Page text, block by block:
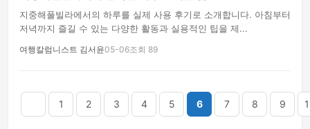
지중해풀빌라에서의 하루를 실제 사용 후기로 소개합니다. 아침부터
저녁까지 즐길 수 있는 다양한 활동과 실용적인 팁을 제...
여행칼럼니스트 김서윤05-06조회 89
1 2 3 4 5 6 7 8 9